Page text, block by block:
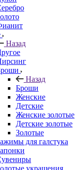
Назад
Назад
Броши
Женские
Детские
Женские золотые
Детские золотые
Золотые
для галстука
украшения